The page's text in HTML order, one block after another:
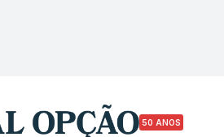
50 ANOS